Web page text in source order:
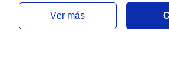
ver más